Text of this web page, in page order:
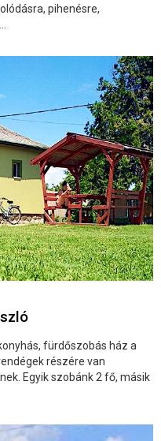
pihenésre,
fürdőszobás ház a
részére van
Egyik szobánk 2 fő, másik